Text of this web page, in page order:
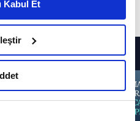
detaylı bilgi için
Çerez Bilgilendirme
Aydınlatma Metnimizi
kapsamında
ile ilgili daha
Kabul Et